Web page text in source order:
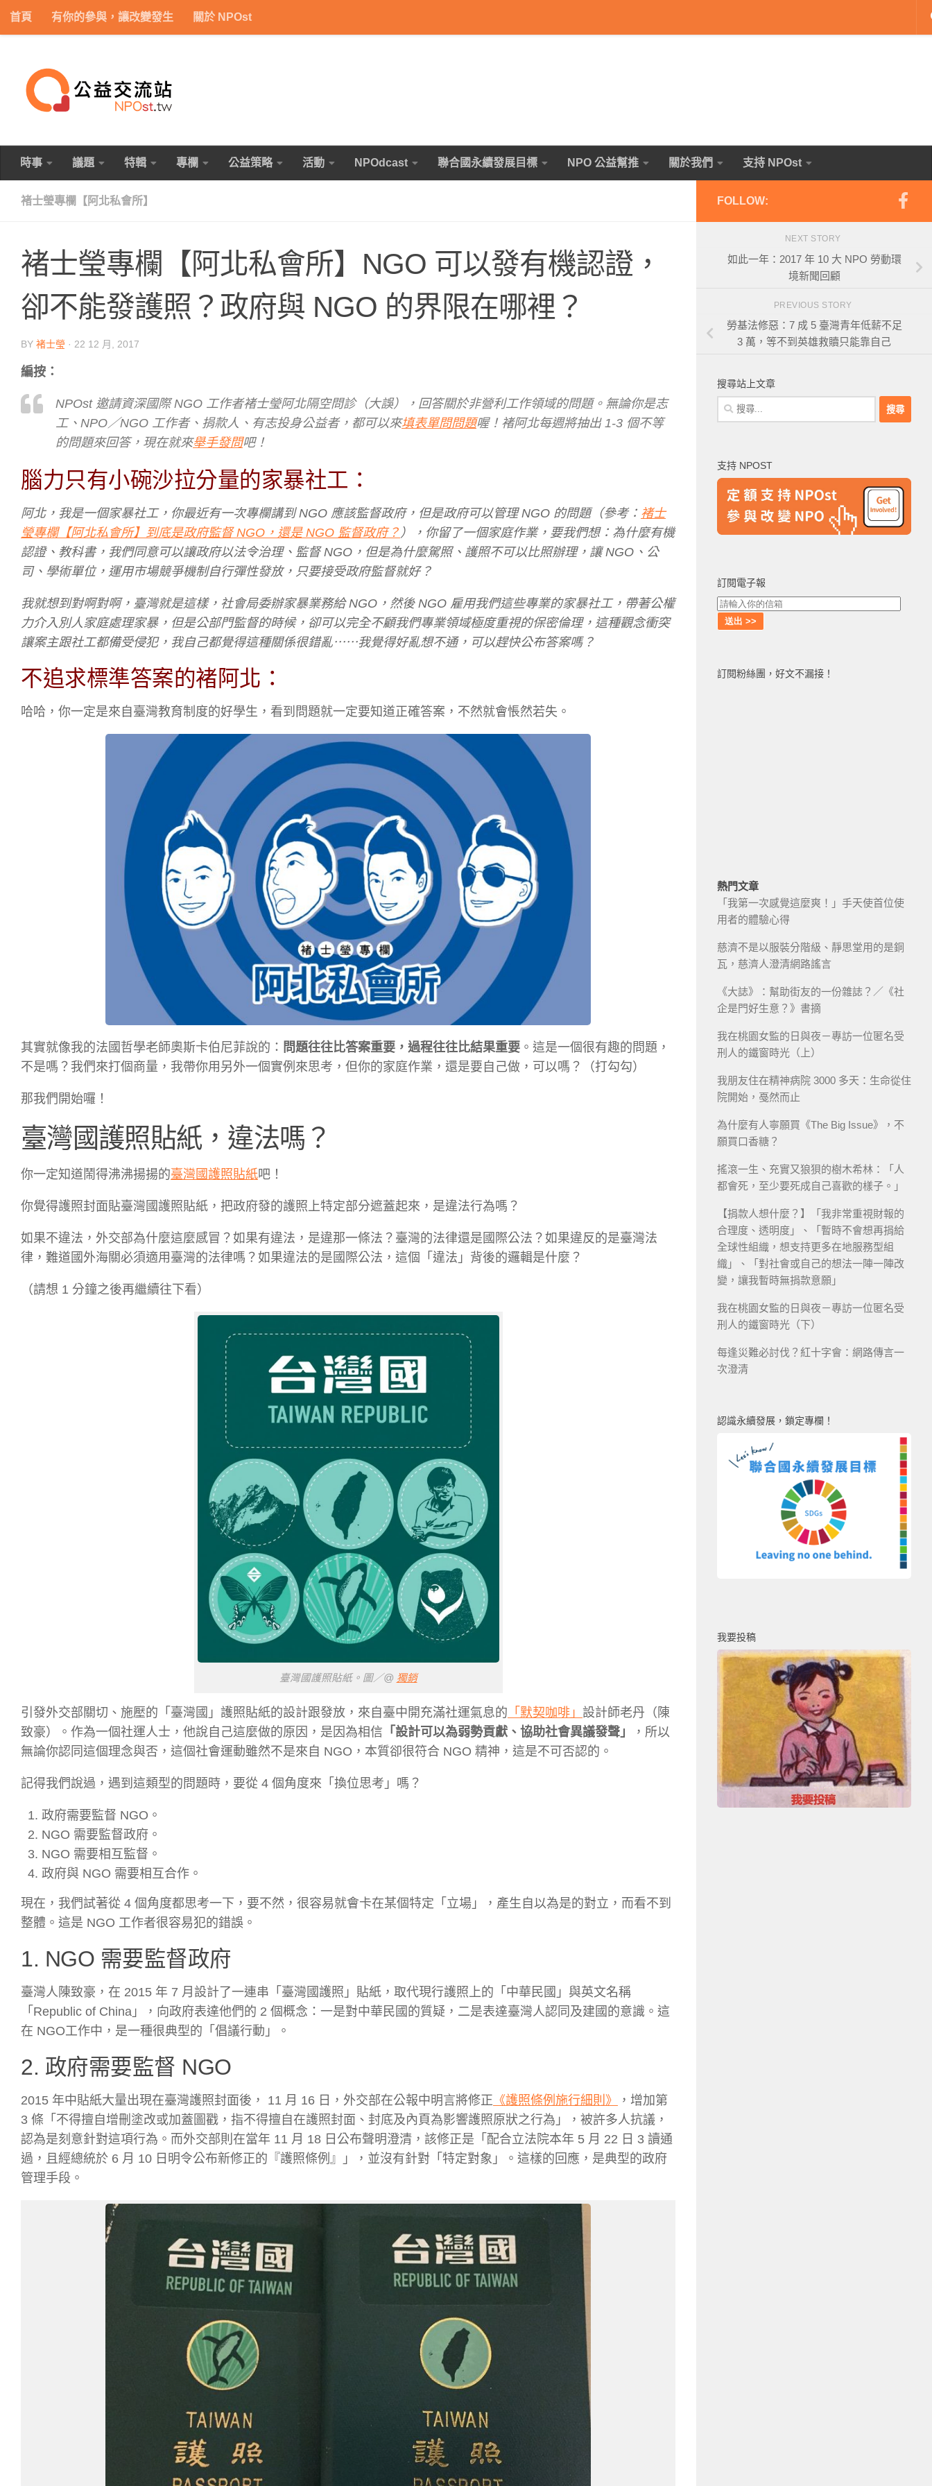
Skip to content
首頁 有你的參與，讓改變發生 關於 NPOst
時事 議題 特輯 專欄 公益策略 活動 NPOdcast 聯合國永續發展目標 NPO 公益幫推 關於我們 支持 NPOst
褚士瑩專欄【阿北私會所】
褚士瑩專欄【阿北私會所】NGO 可以發有機認證，
卻不能發護照？政府與 NGO 的界限在哪裡？
BY 褚士瑩 · 22 12 月, 2017
編按：
NPOst 邀請資深國際 NGO 工作者褚士瑩阿北隔空問診（大誤），回答關於非營利工作領域的問題。無論你是志
工、NPO／NGO 工作者、捐款人、有志投身公益者，都可以來填表單問問題喔！褚阿北每週將抽出 1-3 個不等
的問題來回答，現在就來舉手發問吧！
腦力只有小碗沙拉分量的家暴社工：
阿北，我是一個家暴社工，你最近有一次專欄講到 NGO 應該監督政府，但是政府可以管理 NGO 的問題（參考： 褚士
瑩專欄【阿北私會所】到底是政府監督 NGO，還是 NGO 監督政府？ ），你留了一個家庭作業，要我們想：為什麼有機
認證、教科書，我們同意可以讓政府以法令治理、監督 NGO，但是為什麼駕照、護照不可以比照辦理，讓 NGO、公
司、學術單位，運用市場競爭機制自行彈性發放，只要接受政府監督就好？
我就想到對啊對啊，臺灣就是這樣，社會局委辦家暴業務給 NGO，然後 NGO 雇用我們這些專業的家暴社工，帶著公權
力介入別人家庭處理家暴，但是公部門監督的時候，卻可以完全不顧我們專業領域極度重視的保密倫理，這種觀念衝突
讓案主跟社工都備受侵犯，我自己都覺得這種關係很錯亂⋯⋯我覺得好亂想不通，可以趕快公布答案嗎？
不追求標準答案的褚阿北：
哈哈，你一定是來自臺灣教育制度的好學生，看到問題就一定要知道正確答案，不然就會悵然若失。
其實就像我的法國哲學老師奧斯卡伯尼菲說的： 問題往往比答案重要，過程往往比結果重要 。這是一個很有趣的問題，
不是嗎？我們來打個商量，我帶你用另外一個實例來思考，但你的家庭作業，還是要自己做，可以嗎？（打勾勾）
那我們開始囉！
臺灣國護照貼紙，違法嗎？
你一定知道鬧得沸沸揚揚的臺灣國護照貼紙吧！
你覺得護照封面貼臺灣國護照貼紙，把政府發的護照上特定部分遮蓋起來，是違法行為嗎？
如果不違法，外交部為什麼這麼感冒？如果有違法，是違那一條法？臺灣的法律還是國際公法？如果違反的是臺灣法
律，難道國外海關必須適用臺灣的法律嗎？如果違法的是國際公法，這個「違法」背後的邏輯是什麼？
（請想 1 分鐘之後再繼續往下看）
臺灣國護照貼紙。圖／@ 獨銷
引發外交部關切、施壓的「臺灣國」護照貼紙的設計跟發放，來自臺中開充滿社運氣息的 「默契咖啡」 設計師老丹（陳
致豪）。作為一個社運人士，他說自己這麼做的原因，是因為相信 「設計可以為弱勢貢獻、協助社會異議發聲」
，所以
無論你認同這個理念與否，這個社會運動雖然不是來自 NGO，本質卻很符合 NGO 精神，這是不可否認的。
記得我們說過，遇到這類型的問題時，要從 4 個角度來「換位思考」嗎？
政府需要監督 NGO。
NGO 需要監督政府。
NGO 需要相互監督。
政府與 NGO 需要相互合作。
現在，我們試著從 4 個角度都思考一下，要不然，很容易就會卡在某個特定「立場」，產生自以為是的對立，而看不到
整體。這是 NGO 工作者很容易犯的錯誤。
1. NGO 需要監督政府
臺灣人陳致豪，在 2015 年 7 月設計了一連串「臺灣國護照」貼紙，取代現行護照上的「中華民國」與英文名稱
「Republic of China」，向政府表達他們的 2 個概念：一是對中華民國的質疑，二是表達臺灣人認同及建國的意識。這
在 NGO工作中，是一種很典型的「倡議行動」。
2. 政府需要監督 NGO
2015 年中貼紙大量出現在臺灣護照封面後， 11 月 16 日，外交部在公報中明言將修正 《護照條例施行細則》
，增加第
3 條「不得擅自增刪塗改或加蓋圖戳，指不得擅自在護照封面、封底及內頁為影響護照原狀之行為」，被許多人抗議，
認為是刻意針對這項行為。而外交部則在當年 11 月 18 日公布聲明澄清，該修正是「配合立法院本年 5 月 22 日 3 讀通
過，且經總統於 6 月 10 日明令公布新修正的『護照條例』」，並沒有針對「特定對象」。這樣的回應，是典型的政府
管理手段。
FOLLOW:
NEXT STORY
如此一年：2017 年 10 大 NPO 勞動環
境新聞回顧
PREVIOUS STORY
勞基法修惡：7 成 5 臺灣青年低薪不足
3 萬，等不到英雄救贖只能靠自己
搜尋站上文章
搜
尋
字:
支持 NPOST
訂閱電子報
訂閱粉絲團，好文不漏接！
熱門文章
「我第一次感覺這麼爽！」手天使首位使
用者的體驗心得
慈濟不是以服裝分階級、靜思堂用的是銅
瓦，慈濟人澄清網路謠言
《大誌》：幫助街友的一份雜誌？／《社
企是門好生意？》書摘
我在桃園女監的日與夜－專訪一位匿名受
刑人的鐵窗時光（上）
我朋友住在精神病院 3000 多天：生命從住
院開始，戞然而止
為什麼有人寧願買《The Big Issue》，不
願買口香糖？
搖滾一生、充實又狼狽的樹木希林：「人
都會死，至少要死成自己喜歡的樣子。」
【捐款人想什麼？】「我非常重視財報的
合理度、透明度」、「暫時不會想再捐給
全球性組織，想支持更多在地服務型組
織」、「對社會或自己的想法一陣一陣改
變，讓我暫時無捐款意願」
我在桃園女監的日與夜－專訪一位匿名受
刑人的鐵窗時光（下）
每逢災難必討伐？紅十字會：網路傳言一
次澄清
認識永續發展，鎖定專欄！
我要投稿